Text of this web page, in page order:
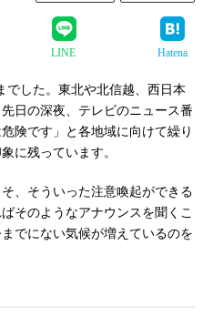
LINE Hatena
した。東北や北信越、西日本
日の深夜、テレビのニュース番
険です」と各地域に向けて繰り
に残っています。
、そういった注意喚起ができる
そのようなアナウンスを聞くこ
でにない気候が増えているのを